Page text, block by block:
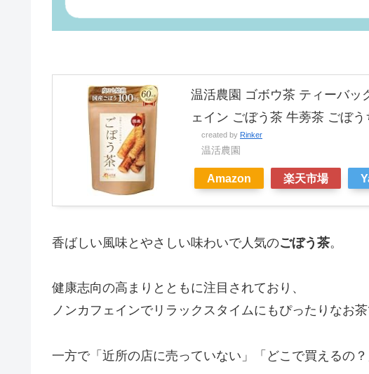
温活農園 ゴボウ茶 ティーバッ
ェイン ごぼう茶 牛蒡茶 ごぼ
created by Rinker
温活農園
Amazon 楽天市場
香ばしい風味とやさしい味わいで人気のごぼう茶。
健康志向の高まりとともに注目されており、
ノンカフェインでリラックスタイムにもぴったりなお茶
一方で「近所の店に売っていない」「どこで買えるの